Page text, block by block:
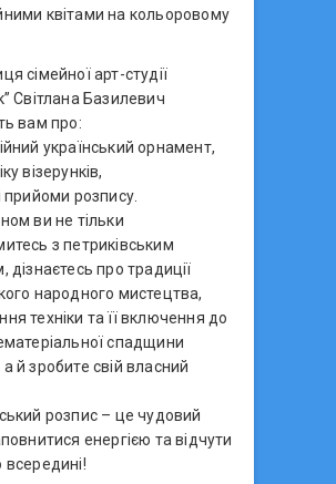
квітами на кольоровому
сімейної арт-студії
Світлана Базилевич
вам про:
український орнамент,
візерунків,
прийоми розпису.
ви не тільки
з петриківським
дізнаєтесь про традиції
народного мистецтва,
техніки та її включення до
спадщини
й зробите свій власний
розпис – це чудовий
енергією та відчути
всередині!